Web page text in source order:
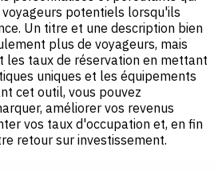
potentiels lorsqu'ils
Un titre et une description bien
plus de voyageurs, mais
les taux de réservation en mettant
uniques et les équipements
cet outil, vous pouvez
améliorer vos revenus
vos taux d'occupation et, en fin
retour sur investissement.